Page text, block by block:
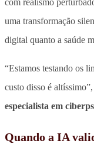
uma transformação
digital quanto a saúde
“Estamos testando os
custo disso é
especialista em
Quando a IA